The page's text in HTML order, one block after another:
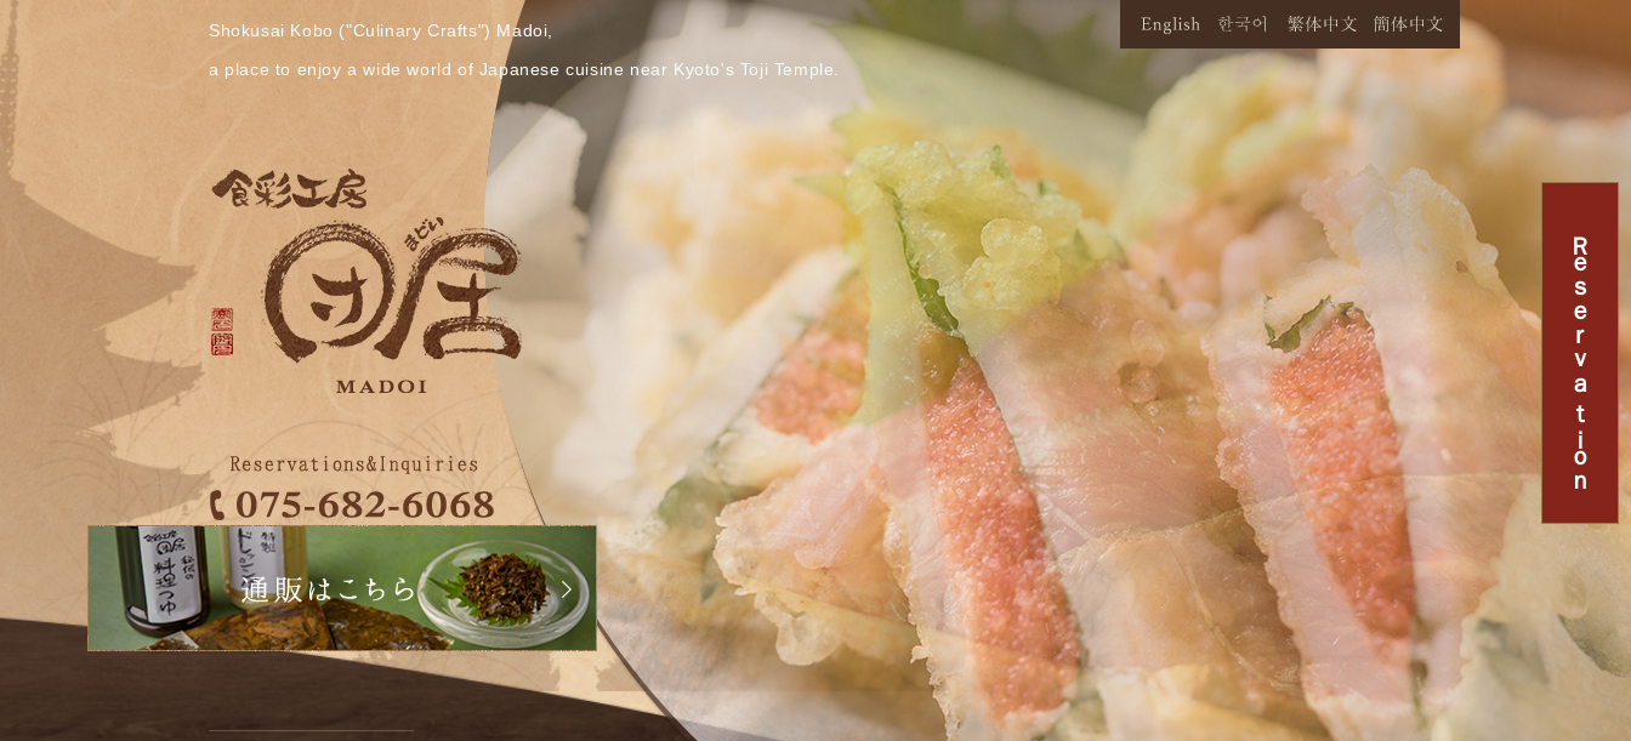
Shokusai Kobo ("Culinary Crafts") Madoi,
a place to enjoy a wide world of Japanese cuisine near Kyoto's Toji Temple.
Ｒｅｓｅｒｖａｔｉｏｎ